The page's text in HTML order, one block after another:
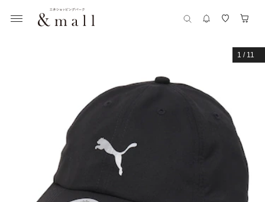
1 / 11